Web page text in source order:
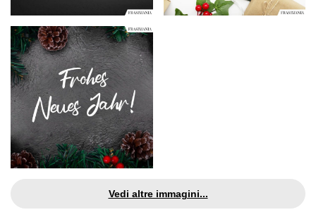
Vedi altre immagini...